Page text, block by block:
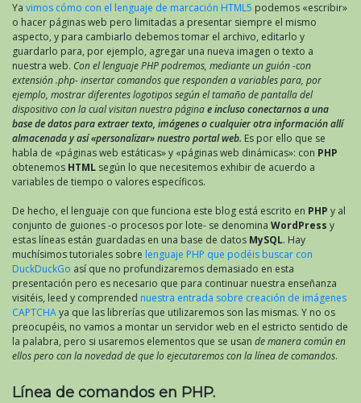
Ya vimos cómo con el lenguaje de marcación HTML5 podemos «escribir»
o hacer páginas web pero limitadas a presentar siempre el mismo
aspecto, y para cambiarlo debemos tomar el archivo, editarlo y
guardarlo para, por ejemplo, agregar una nueva imagen o texto a
nuestra web. Con el lenguaje PHP podremos, mediante un guión -con
extensión .php- insertar comandos que responden a variables para, por
ejemplo, mostrar diferentes logotipos según el tamaño de pantalla del
dispositivo con la cual visitan nuestra páginae incluso conectarnos a una
base de datos para extraer texto, imágenes o cualquier otra información allí
almacenada y así «personalizar» nuestro portal web. Es por ello que se
habla de «páginas web estáticas» y «páginas web dinámicas»: con PHP
obtenemos HTML según lo que necesitemos exhibir de acuerdo a
variables de tiempo o valores específicos.
De hecho, el lenguaje con que funciona este blog está escrito en PHP y al
conjunto de guiones -o procesos por lote- se denomina WordPress y
estas líneas están guardadas en una base de datos MySQL. Hay
muchísimos tutoriales sobre lenguaje PHP que podéis buscar con
DuckDuckGo así que no profundizaremos demasiado en esta
presentación pero es necesario que para continuar nuestra enseñanza
visitéis, leed y comprended nuestra entrada sobre creación de imágenes
CAPTCHAya que las librerías que utilizaremos son las mismas. Y no os
preocupéis, no vamos a montar un servidor web en el estricto sentido de
la palabra, pero si usaremos elementos que se usan de manera común en
ellos pero con la novedad de que lo ejecutaremos con la línea de comandos.
Línea de comandos en PHP.